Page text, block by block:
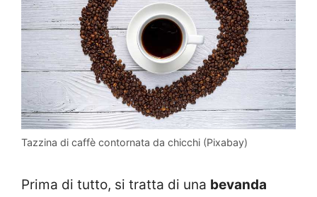
Tazzina di caffè contornata da chicchi (Pixabay)
Prima di tutto, si tratta di una bevanda